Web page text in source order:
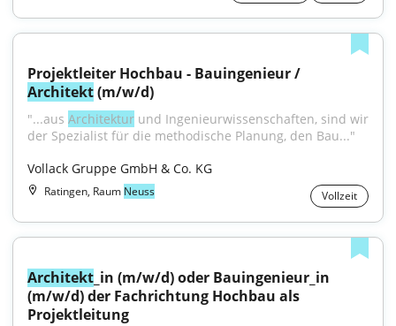
Architekt (m/w/d)
"...aus Architektur und Ingenieurwissenschaften, sind wir
der Spezialist für die methodische Planung, den Bau..."
Vollack Gruppe GmbH & Co. KG
Ratingen, Raum Neuss Vollzeit
Architekt _in (m/w/d) oder Bauingenieur_in
(m/w/d) der Fachrichtung Hochbau als
Projektleitung